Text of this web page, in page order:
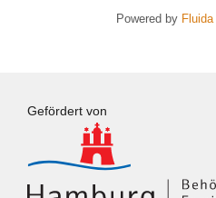
Powered by Fluida
Gefördert von